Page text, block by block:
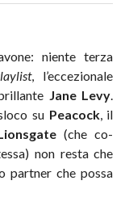
niente terza
, l’eccezionale
Jane Levy.
su Peacock, il
(che co-
non resta che
partner che possa